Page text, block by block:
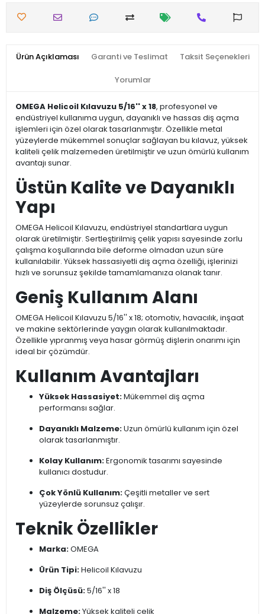
Ürün Açıklaması Garanti ve Teslimat Taksit Seçenekleri
Yorumlar
OMEGA Helicoil Kılavuzu 5/16'' x 18, profesyonel ve
endüstriyel kullanıma uygun, dayanıklı ve hassas diş açma
işlemleri için özel olarak tasarlanmıştır. Özellikle metal
yüzeylerde mükemmel sonuçlar sağlayan bu kılavuz, yüksek
kaliteli çelik malzemeden üretilmiştir ve uzun ömürlü kullanım
avantajı sunar.
Üstün Kalite ve Dayanıklı
Yapı
OMEGA Helicoil Kılavuzu, endüstriyel standartlara uygun
olarak üretilmiştir. Sertleştirilmiş çelik yapısı sayesinde zorlu
çalışma koşullarında bile deforme olmadan uzun süre
kullanılabilir. Yüksek hassasiyetli diş açma özelliği, işlerinizi
hızlı ve sorunsuz şekilde tamamlamanıza olanak tanır.
Geniş Kullanım Alanı
OMEGA Helicoil Kılavuzu 5/16'' x 18; otomotiv, havacılık, inşaat
ve makine sektörlerinde yaygın olarak kullanılmaktadır.
Özellikle yıpranmış veya hasar görmüş dişlerin onarımı için
ideal bir çözümdür.
Kullanım Avantajları
Yüksek Hassasiyet:Mükemmel diş açma
performansı sağlar.
Dayanıklı Malzeme:Uzun ömürlü kullanım için özel
olarak tasarlanmıştır.
Kolay Kullanım:Ergonomik tasarımı sayesinde
kullanıcı dostudur.
Çok Yönlü Kullanım:Çeşitli metaller ve sert
yüzeylerde sorunsuz çalışır.
Teknik Özellikler
Marka:OMEGA
Ürün Tipi:Helicoil Kılavuzu
Diş Ölçüsü:5/16'' x 18
Malzeme:Yüksek kaliteli çelik